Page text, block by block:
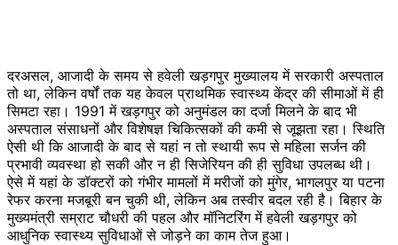
दरअसल, आजादी के समय से हवेली खड़गपुर मुख्यालय में सरकारी अस्पताल
तो था, लेकिन वर्षों तक यह केवल प्राथमिक स्वास्थ्य केंद्र की सीमाओं में ही
सिमटा रहा। 1991 में खड़गपुर को अनुमंडल का दर्जा मिलने के बाद भी
अस्पताल संसाधनों और विशेषज्ञ चिकित्सकों की कमी से जूझता रहा। स्थिति
ऐसी थी कि आजादी के बाद से यहां न तो स्थायी रूप से महिला सर्जन की
प्रभावी व्यवस्था हो सकी और न ही सिजेरियन की ही सुविधा उपलब्ध थी।
ऐसे में यहां के डॉक्टरों को गंभीर मामलों में मरीजों को मुंगेर, भागलपुर या पटना
रेफर करना मजबूरी बन चुकी थी, लेकिन अब तस्वीर बदल रही है। बिहार के
मुख्यमंत्री सम्राट चौधरी की पहल और मॉनिटरिंग में हवेली खड़गपुर को
आधुनिक स्वास्थ्य सुविधाओं से जोड़ने का काम तेज हुआ।